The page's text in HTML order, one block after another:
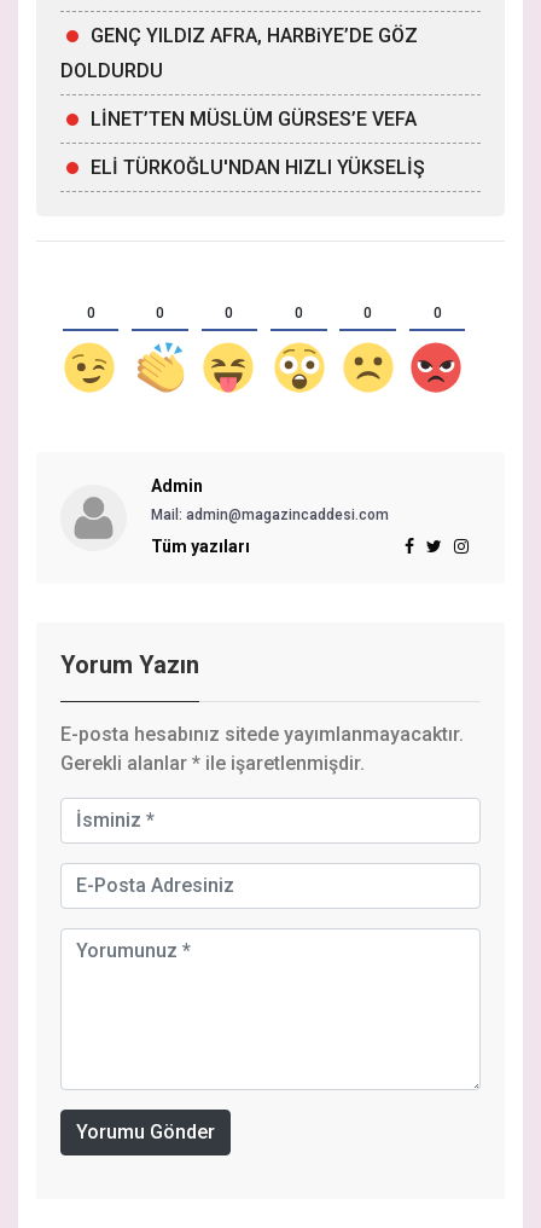
GENÇ YILDIZ AFRA, HARBiYE’DE GÖZ
DOLDURDU
LİNET’TEN MÜSLÜM GÜRSES’E VEFA
ELİ TÜRKOĞLU'NDAN HIZLI YÜKSELİŞ
0 0 0 0 0 0
Admin
Mail: admin@magazincaddesi.com
Tüm yazıları
Yorum Yazın
E-posta hesabınız sitede yayımlanmayacaktır.
Gerekli alanlar * ile işaretlenmişdir.
Yorumu Gönder